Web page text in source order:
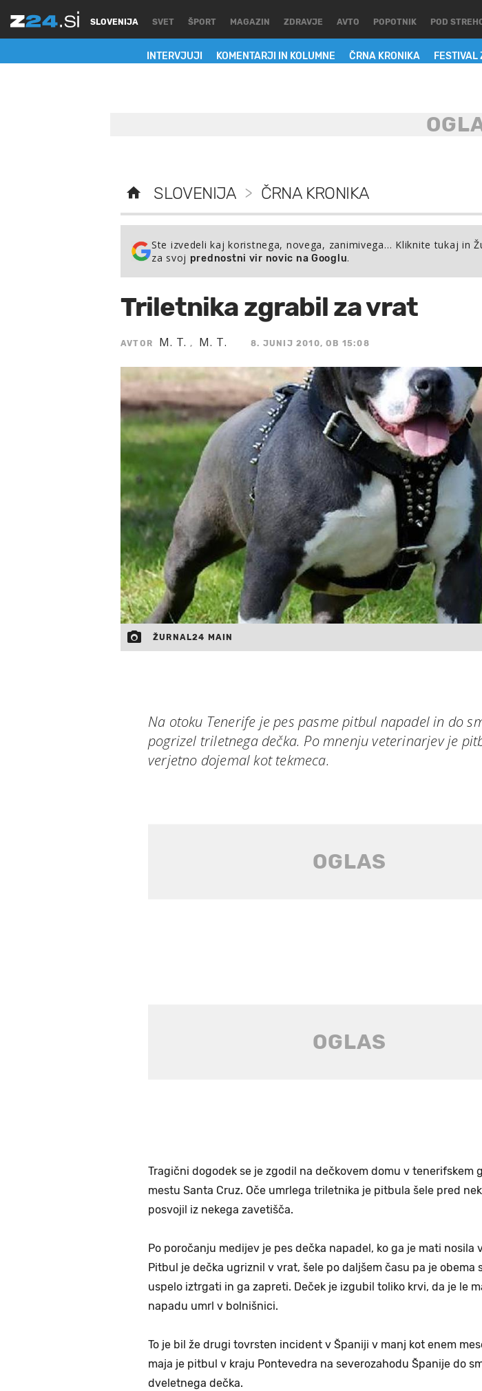
SLOVENIJA
INTERVJUJI KOMENTARJI IN KOLUMNE ČRNA KRONIKA
SVET ŠPORT MAGAZIN ZDRAVJE AVTO POPOTNIK POD
SLOVENIJA > ČRNA KRONIKA
Ste izvedeli kaj koristnega, novega, zanimivega… Kliknite tukaj in
za svoj prednostni vir novic na Googlu.
Triletnika zgrabil za vrat
AVTOR M. T., M. T. 8. JUNIJ 2010, OB 15:08
ŽURNAL24 MAIN
Na otoku Tenerife je pes pasme pitbul napadel in do
pogrizel triletnega dečka. Po mnenju veterinarjev je
verjetno dojemal kot tekmeca.
Tragični dogodek se je zgodil na dečkovem domu v tenerifskem
mestu Santa Cruz. Oče umrlega triletnika je pitbula šele pred
posvojil iz nekega zavetišča.
Po poročanju medijev je pes dečka napadel, ko ga je mati nosila
Pitbul je dečka ugriznil v vrat, šele po daljšem času pa je obema
uspelo iztrgati in ga zapreti. Deček je izgubil toliko krvi, da je le
napadu umrl v bolnišnici.
To je bil že drugi tovrsten incident v Španiji v manj kot enem
maja je pitbul v kraju Pontevedra na severozahodu Španije do
dveletnega dečka.